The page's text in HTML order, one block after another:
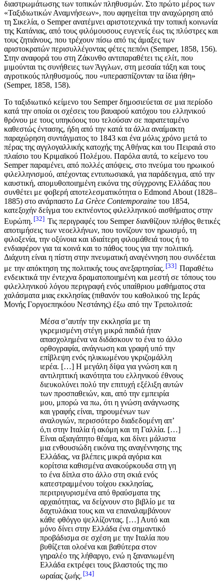
διαστρωμάτωσης των τοπικών πληθυσμών. Στο πρώτο μέρος των
«Ταξιδιωτικών Αναμνήσεων», που αφηγείται την αναχώρηση από
τη Σικελία, ο Semper ανατέμνει αριστοτεχνικά την τοπική κοινωνία
της Κατάνιας, από τους φιλόμουσους ευγενείς έως τις πλύστρες και
τους ζητιάνους, που τρέχουν πίσω από τις άμαξες των
αριστοκρατών περισυλλέγοντας φέτες πεπόνι (Semper, 1858, 156).
Στην αναφορά του στη Ζάκυνθο αντιπαραθέτει τις ελίτ, που
μιμούνται τις συνήθειες των Άγγλων, στη μεσαία τάξη και τους
αγροτικούς πληθυσμούς, που «υπερασπίζονταν τα ίδια ήθη»
(Semper, 1858, 158).
Το ταξιδιωτικό κείμενο του Semper δημοσιεύεται σε μια περίοδο
κατά την οποία οι σχέσεις του βαυαρού κατόχου του ελληνικού
θρόνου με τους υπηκόους του τελούσαν σε παρατεταμένο
καθεστώς έντασης, ήδη από την κατά τα άλλα αναίμακτη
παραχώρηση συντάγματος το 1843 και ένα μόλις χρόνο μετά το
πέρας της αγγλογαλλικής κατοχής της Αθήνας και του Πειραιά στο
πλαίσιο του Κριμαϊκού Πολέμου. Παρόλα αυτά, το κείμενο του
Semper παραμένει, από πολλές απόψεις, στο πνεύμα του ηρωικού
φιλελληνισμού, απέχοντας εντυπωσιακά, για παράδειγμα, από την
καυστική, απομυθοποιημένη εικόνα της σύγχρονης Ελλάδας που
συνθέτει με φοβερή αποτελεσματικότητα ο Εdmond About (1828–
1885) στο ανάρπαστο La Grèce Contemporaine του 1854,
κατεξοχήν δείγμα του εκπνέοντος φιλελληνικού αισθήματος στην
Ευρώπη. 32
Τις περιγραφές του Semper διανθίζουν πλήθος θετικές
αποτιμήσεις των νεοελλήνων, που τονίζουν τον ηρωισμό, τη
φιλοξενία, την οξύνοια και ιδιαίτερη φιλομάθειά τους ή το
ενδιαφέρον για τα κοινά και το πάθος τους για την πολιτική.
Διάχυτη είναι η πίστη στην πνευματική αναγέννηση που συνδέεται
με την απόκτηση της πολιτικής τους ανεξαρτησίας. 33
Παραθέτω
ενδεικτικά την έντεχνα δραματοποιημένη και μεστή σε τόπους του
φιλελληνικού λόγου περιγραφή ενός υπαίθριου μαθήματος στα
χαλάσματα μιας εκκλησίας (πιθανόν του καθολικού της Ιεράς
Μονής Γοργοεπηκόου Νεστάνης) έξω από την Τριπολιτσά:
Μέσα σ’αυτήν την εκκλησία με τη
γκρεμισμένη στέγη μικρά παιδιά ήταν
απασχολημένα να διδάσκουν το ένα το άλλο
ορθογραφία, ανάγνωση και γραφή υπό την
επίβλεψη ενός ηλικιωμένου γκριζομάλλη
ιερέα. […] Η μεγάλη δίψα για γνώση και η
αντιληπτική ικανότητα του ελληνικού έθνους
διευκολύνει πολύ την επιτυχή εξέλιξη αυτών
των προσπαθειών, και, από την εμπειρία
μου, μπορώ να πω, ότι η γνώση ανάγνωσης
και γραφής είναι, τηρουμένων των
αναλογιών, περισσότερο διαδεδομένη απ’
ό,τι στην Ιταλία ή ακόμη και τη Γαλλία. […]
Είναι αξιαγάπητο θέαμα, και δίνει μάλιστα
μια ενθουσιώδη εικόνα της αναγέννησης της
Ελλάδας, να βλέπεις μικρά αγόρια και
κορίτσια καθισμένα ανακούρκουδα στη γη
το ένα δίπλα στο άλλο στη σκιά ενός
κατεστραμμένου τοίχου εκκλησίας,
περιτριγυρισμένα από θραύσματα της
αρχαιότητας, να δείχνουν στο βιβλίο με τα
δαχτυλάκια τους και να επαναλαμβάνουν
κάθε φθόγγο ψελλίζοντας. […] Αυτό και
μόνο δίνει στην Ελλάδα ένα σημαντικό
προβάδισμα σε σχέση με την Ιταλία που
βυθίζεται ολοένα και βαθύτερα στον
γηραλέο της λήθαργο, ενώ η ξανανιωμένη
Ελλάδα εκτρέφει τους βλαστούς της πιο
ωραίας ζωής. 34